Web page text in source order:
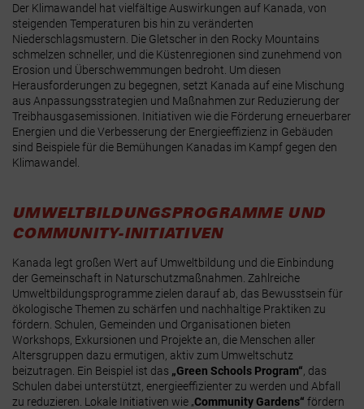
Der Klimawandel hat vielfältige Auswirkungen auf Kanada, von
steigenden Temperaturen bis hin zu veränderten
Niederschlagsmustern. Die Gletscher in den Rocky Mountains
schmelzen schneller, und die Küstenregionen sind zunehmend von
Erosion und Überschwemmungen bedroht. Um diesen
Herausforderungen zu begegnen, setzt Kanada auf eine Mischung
aus Anpassungsstrategien und Maßnahmen zur Reduzierung der
Treibhausgasemissionen. Initiativen wie die Förderung erneuerbarer
Energien und die Verbesserung der Energieeffizienz in Gebäuden
sind Beispiele für die Bemühungen Kanadas im Kampf gegen den
Klimawandel.
UMWELTBILDUNGSPROGRAMME UND
COMMUNITY-INITIATIVEN
Kanada legt großen Wert auf Umweltbildung und die Einbindung
der Gemeinschaft in Naturschutzmaßnahmen. Zahlreiche
Umweltbildungsprogramme zielen darauf ab, das Bewusstsein für
ökologische Themen zu schärfen und nachhaltige Praktiken zu
fördern. Schulen, Gemeinden und Organisationen bieten
Workshops, Exkursionen und Projekte an, die Menschen aller
Altersgruppen dazu ermutigen, aktiv zum Umweltschutz
beizutragen. Ein Beispiel ist das „Green Schools Program“ , das
Schulen dabei unterstützt, energieeffizienter zu werden und Abfall
zu reduzieren. Lokale Initiativen wie „Community Gardens“ fördern